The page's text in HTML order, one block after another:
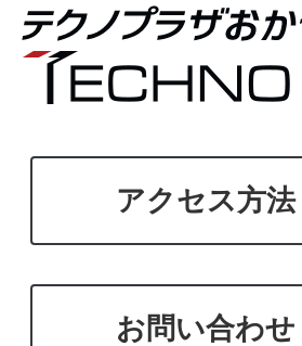
アクセス方法
お問い合わせ